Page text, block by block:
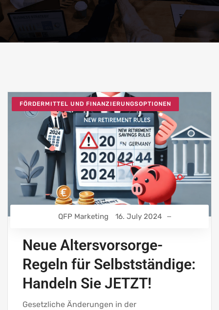
FÖRDERMITTEL UND FINANZIERUNGSOPTIONEN
QFP Marketing 16. July 2024
Neue Altersvorsorge-
Regeln für Selbstständige:
Handeln Sie JETZT!
Gesetzliche Änderungen in der